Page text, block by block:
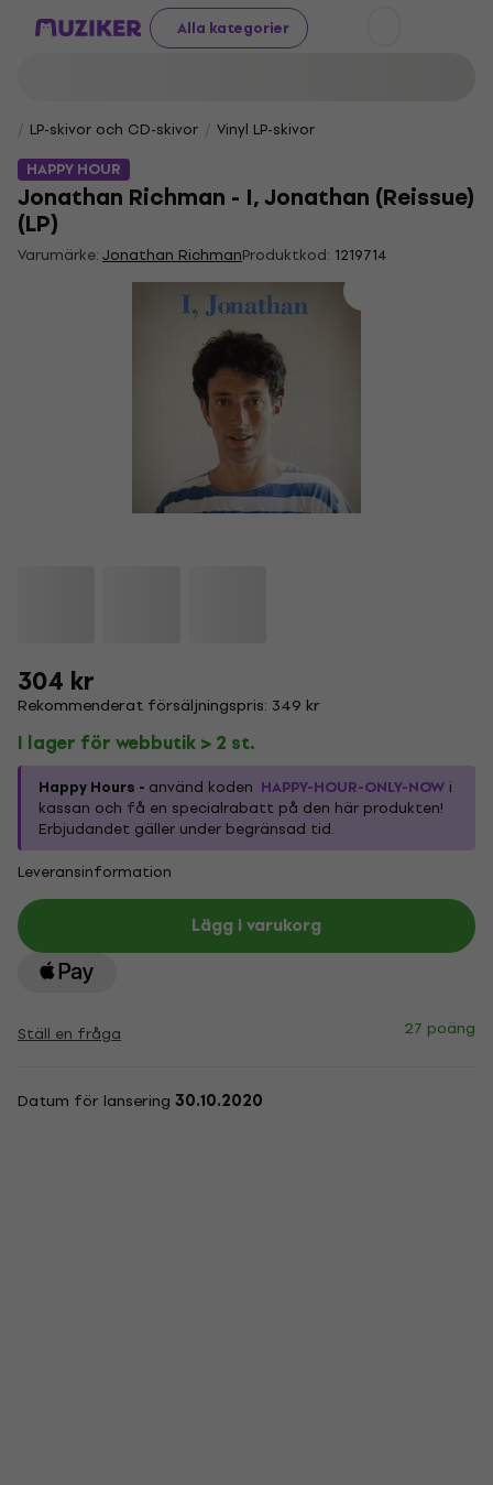
Alla kategorier
LP-skivor och CD-skivor
Vinyl LP-skivor
HAPPY HOUR
Jonathan Richman - I, Jonathan (Reissue)
(LP)
Varumärke:Jonathan RichmanProduktkod: 1219714
304 kr
Rekommenderat försäljningspris: 349 kr
I lager för webbutik > 2 st.
Happy Hours - använd koden HAPPY-HOUR-ONLY-NOW i
kassan och få en specialrabatt på den här produkten!
Erbjudandet gäller under begränsad tid.
Leveransinformation
Lägg i varukorg
Ställ en fråga 27 poäng
Datum för lansering 30.10.2020